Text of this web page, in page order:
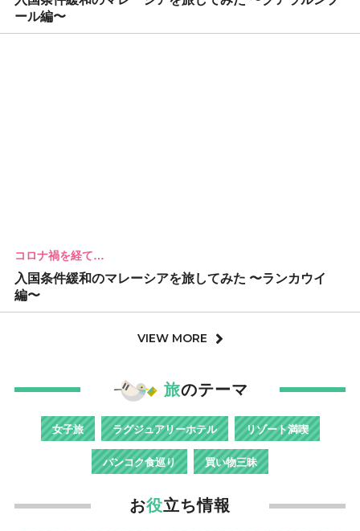
ール編〜
コロナ禍を経て…
入国条件緩和のマレーシアを旅してみた 〜ランカウイ
編〜
VIEW MORE
旅のテーマ
女子旅 ラグジュアリーホテル リゾート満喫
バンコク食巡り 買い物三昧
お役立ち情報